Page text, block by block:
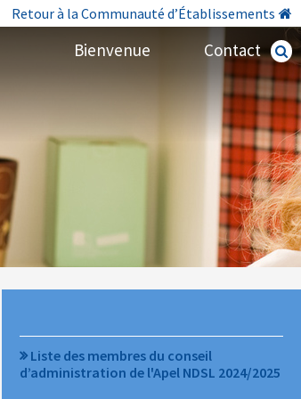
Retour à la Communauté d’Établissements
Bienvenue Contact
Liste des membres du conseil
d’administration de l'Apel NDSL 2024/2025